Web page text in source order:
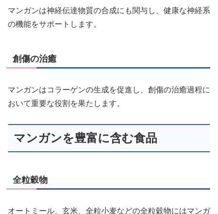
マンガンは神経伝達物質の合成にも関与し、健康な神経系
の機能をサポートします。
創傷の治癒
マンガンはコラーゲンの生成を促進し、創傷の治癒過程に
おいて重要な役割を果たします。
マンガンを豊富に含む食品
全粒穀物
オートミール、玄米、全粒小麦などの全粒穀物にはマンガ